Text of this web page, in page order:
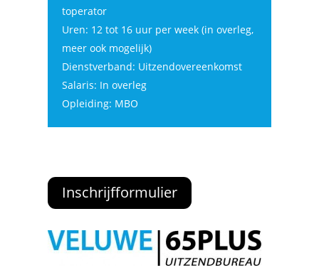
toperator
Uren: 12 tot 16 uur per week (in overleg,
meer ook mogelijk)
Dienstverband: Uitzendovereenkomst
Salaris: In overleg
Opleiding: MBO
Inschrijfformulier